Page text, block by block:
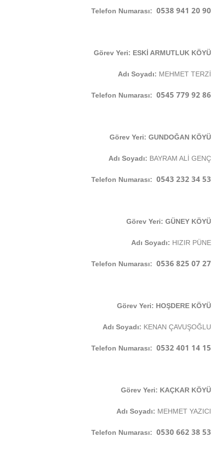
Telefon Numarası: 0538 941 20 90
Görev Yeri: ESKİ ARMUTLUK KÖYÜ
Adı Soyadı: MEHMET TERZİ
Telefon Numarası: 0545 779 92 86
Görev Yeri: GUNDOĞAN KÖYÜ
Adı Soyadı: BAYRAM ALİ GENÇ
Telefon Numarası: 0543 232 34 53
Görev Yeri: GÜNEY KÖYÜ
Adı Soyadı: HIZIR PÜNE
Telefon Numarası: 0536 825 07 27
Görev Yeri: HOŞDERE KÖYÜ
Adı Soyadı: KENAN ÇAVUŞOĞLU
Telefon Numarası: 0532 401 14 15
Görev Yeri: KAÇKAR KÖYÜ
Adı Soyadı: MEHMET YAZICI
Telefon Numarası: 0530 662 38 53